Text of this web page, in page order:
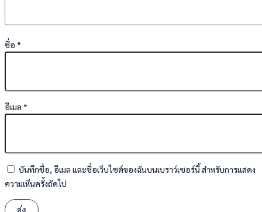
ชื่อ *
อีเมล *
บันทึกชื่อ, อีเมล และชื่อเว็บไซต์ของฉันบนเบราว์เซอร์นี้ สำหรับการแสดง
ความเห็นครั้งถัดไป